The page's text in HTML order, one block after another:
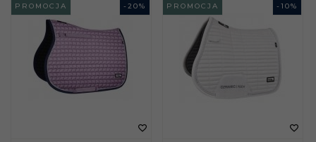
- 20%
PROMOCJA - 10%
PROMOCJA